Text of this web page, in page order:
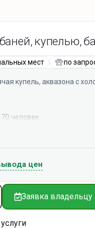
купелью,
мест по
купель, аквазона с
человек
спальни с
спальне
кресла-мешки,
цен
Заявка владельцу